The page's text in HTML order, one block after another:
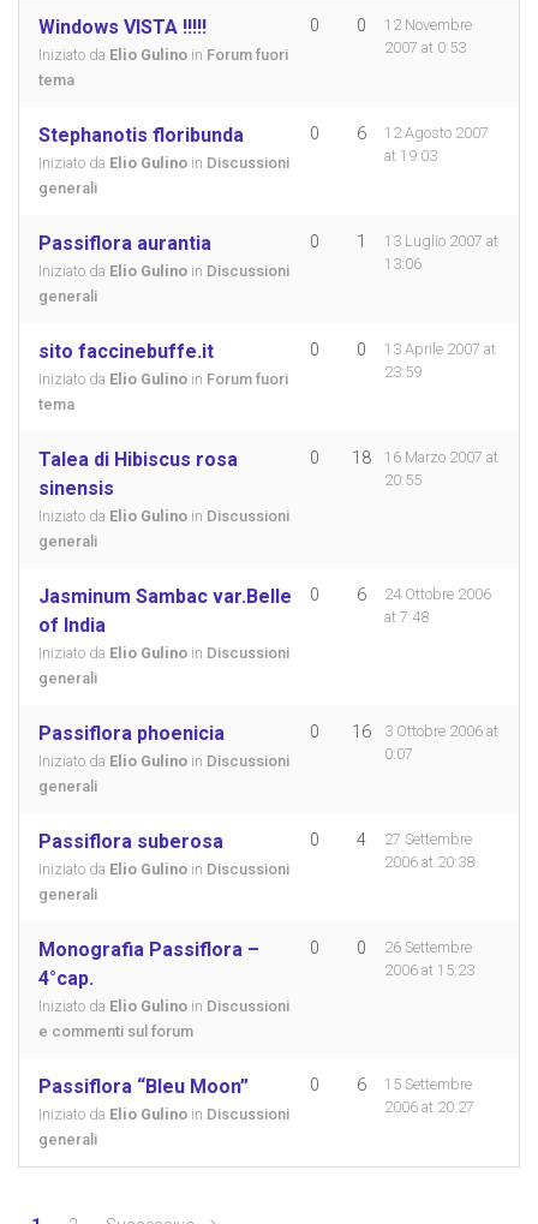
Windows VISTA !!!!!
Iniziato da Elio Gulino in Forum fuori
tema
0 0
12 Novembre
2007 at 0:53
Stephanotis floribunda
Iniziato da Elio Gulino in Discussioni
generali
0 6
12 Agosto 2007
at 19:03
Passiflora aurantia
Iniziato da Elio Gulino in Discussioni
generali
0 1
13 Luglio 2007 at
13:06
sito faccinebuffe.it
Iniziato da Elio Gulino in Forum fuori
tema
0 0
13 Aprile 2007 at
23:59
Talea di Hibiscus rosa
sinensis
Iniziato da Elio Gulino in Discussioni
generali
0 18
16 Marzo 2007 at
20:55
Jasminum Sambac var.Belle
of India
Iniziato da Elio Gulino in Discussioni
generali
0 6
24 Ottobre 2006
at 7:48
Passiflora phoenicia
Iniziato da Elio Gulino in Discussioni
generali
0 16
3 Ottobre 2006 at
0:07
Passiflora suberosa
Iniziato da Elio Gulino in Discussioni
generali
0 4
27 Settembre
2006 at 20:38
Monografia Passiflora –
4°cap.
Iniziato da Elio Gulino in Discussioni
e commenti sul forum
0 0
26 Settembre
2006 at 15:23
Passiflora “Bleu Moon”
Iniziato da Elio Gulino in Discussioni
generali
0 6
15 Settembre
2006 at 20:27